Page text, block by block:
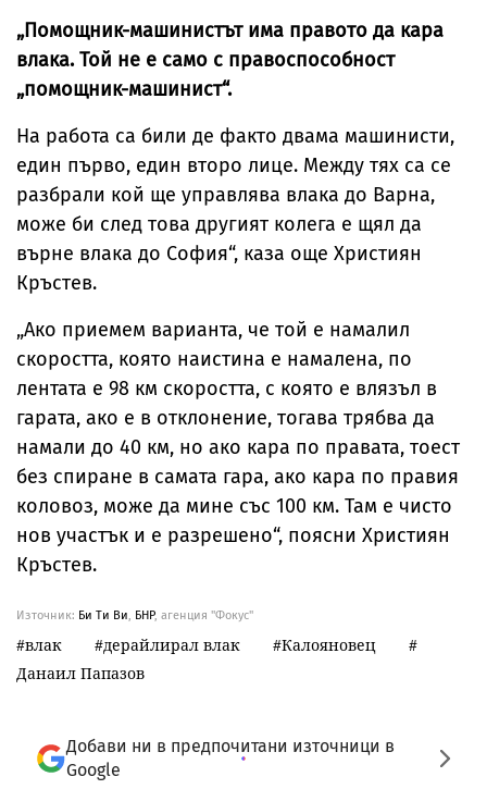
„Помощник-машинистът има правото да кара
влака. Той не е само с правоспособност
„помощник-машинист“.
На работа са били де факто двама машинисти,
един първо, един второ лице. Между тях са се
разбрали кой ще управлява влака до Варна,
може би след това другият колега е щял да
върне влака до София“, каза още Християн
Кръстев.
„Ако приемем варианта, че той е намалил
скоростта, която наистина е намалена, по
лентата е 98 км скоростта, с която е влязъл в
гарата, ако е в отклонение, тогава трябва да
намали до 40 км, но ако кара по правата, тоест
без спиране в самата гара, ако кара по правия
коловоз, може да мине със 100 км. Там е чисто
нов участък и е разрешено“, поясни Християн
Кръстев.
Източник: Би Ти Ви, БНР, агенция "Фокус"
влак дерайлирал влак
Калояновец
Данаил Папазов
Добави ни в предпочитани източници в
Google